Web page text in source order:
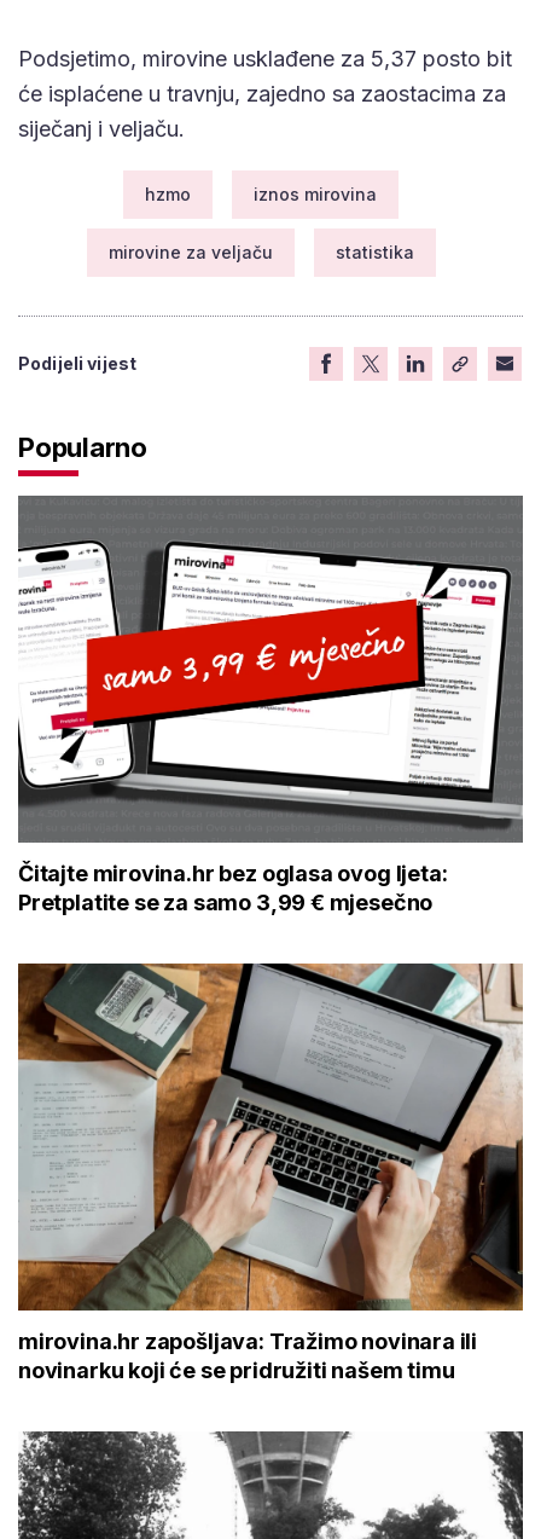
Podsjetimo, mirovine usklađene za 5,37 posto bit
će isplaćene u travnju, zajedno sa zaostacima za
siječanj i veljaču.
hzmo iznos mirovina
mirovine za veljaču statistika
Podijeli vijest
Popularno
Čitajte mirovina.hr bez oglasa ovog ljeta:
Pretplatite se za samo 3,99 € mjesečno
mirovina.hr zapošljava: Tražimo novinara ili
novinarku koji će se pridružiti našem timu